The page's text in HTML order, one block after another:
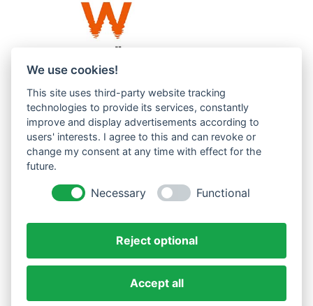
Westküste UG (haftungsbeschränkt)
Menzlingen 14 B
51503 Rösrath
Datenschutzerklärung
We use cookies!
This site uses third-party website tracking
technologies to provide its services, constantly
improve and display advertisements according to
users' interests. I agree to this and can revoke or
change my consent at any time with effect for the
future.
Necessary Functional
Reject optional
Accept all